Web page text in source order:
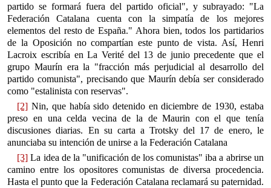
partido se formará fuera del partido oficial", y subrayado: "La
Federación Catalana cuenta con la simpatía de los mejores
elementos del resto de España." Ahora bien, todos los partidarios
de la Oposición no compartían este punto de vista. Así, Henri
Lacroix escribía en La Verité del 13 de junio precedente que el
grupo Maurín era la "fracción más perjudicial al desarrollo del
partido comunista", precisando que Maurín debía ser considerado
como "estalinista con reservas".
[2] Nin, que había sido detenido en diciembre de 1930, estaba
preso en una celda vecina de la de Maurin con el que tenía
discusiones diarias. En su carta a Trotsky del 17 de enero, le
anunciaba su intención de unirse a la Federación Catalana
[3] La idea de la "unificación de los comunistas" iba a abrirse un
camino entre los opositores comunistas de diversa procedencia.
Hasta el punto que la Federación Catalana reclamará su paternidad.